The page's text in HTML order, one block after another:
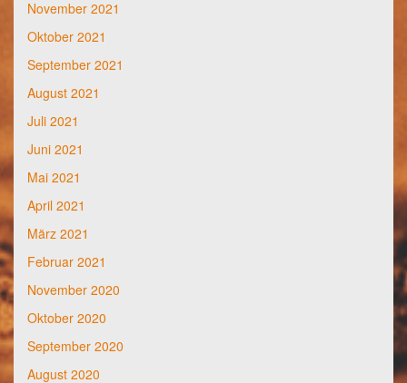
November 2021
Oktober 2021
September 2021
August 2021
Juli 2021
Juni 2021
Mai 2021
April 2021
März 2021
Februar 2021
November 2020
Oktober 2020
September 2020
August 2020